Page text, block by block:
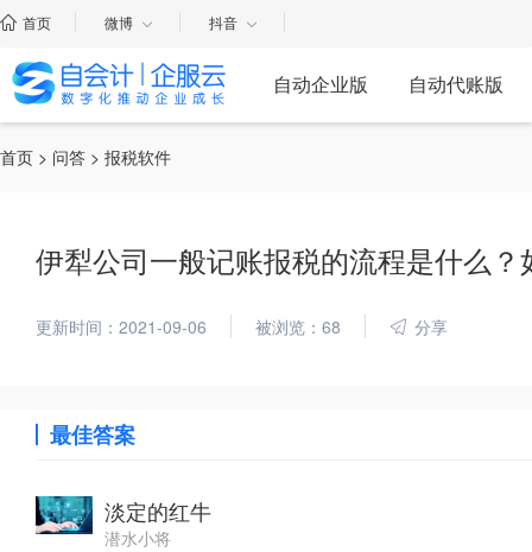
首页 微博 抖音
自动企业版 自动代账版
首页 > 问答 > 报税软件
伊犁公司一般记账报税的流程是什么
更新时间：2021-09-06 被浏览：68 分享
最佳答案
淡定的红牛
潜水小将